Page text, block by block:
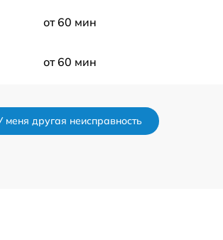
от 60 мин
от 60 мин
меня другая неисправность